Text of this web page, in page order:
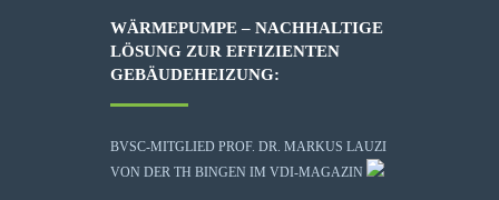
WÄRMEPUMPE – NACHHALTIGE
LÖSUNG ZUR EFFIZIENTEN
GEBÄUDEHEIZUNG:
BVSC-MITGLIED PROF. DR. MARKUS LAUZI
VON DER TH BINGEN IM VDI-MAGAZIN